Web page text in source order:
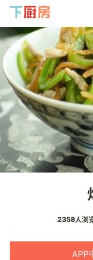
2358人浏
APP